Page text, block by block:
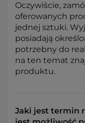
Oczywiście,
oferowanych
jednej sztuki.
posiadają
potrzebny do
na ten temat
produktu.
Jaki jest termin